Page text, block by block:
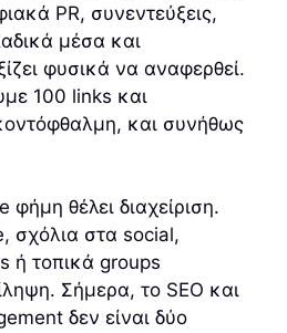
PR, συνεντεύξεις,
μέσα και
φυσικά να αναφερθεί.
100 links και
και συνήθως
θέλει διαχείριση.
σχόλια στα social,
ή τοπικά groups
Σήμερα, το SEO και
δεν είναι δύο